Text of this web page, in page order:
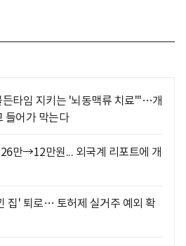
타임 지키는 '뇌동맥류 치료'"…개
들어가 막는다
만→12만원... 외국계 리포트에 개
집' 퇴로… 토허제 실거주 예외 확